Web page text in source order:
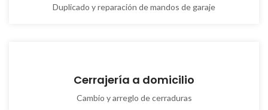
Duplicado y reparación de mandos de garaje
Cerrajería a domicilio
Cambio y arreglo de cerraduras